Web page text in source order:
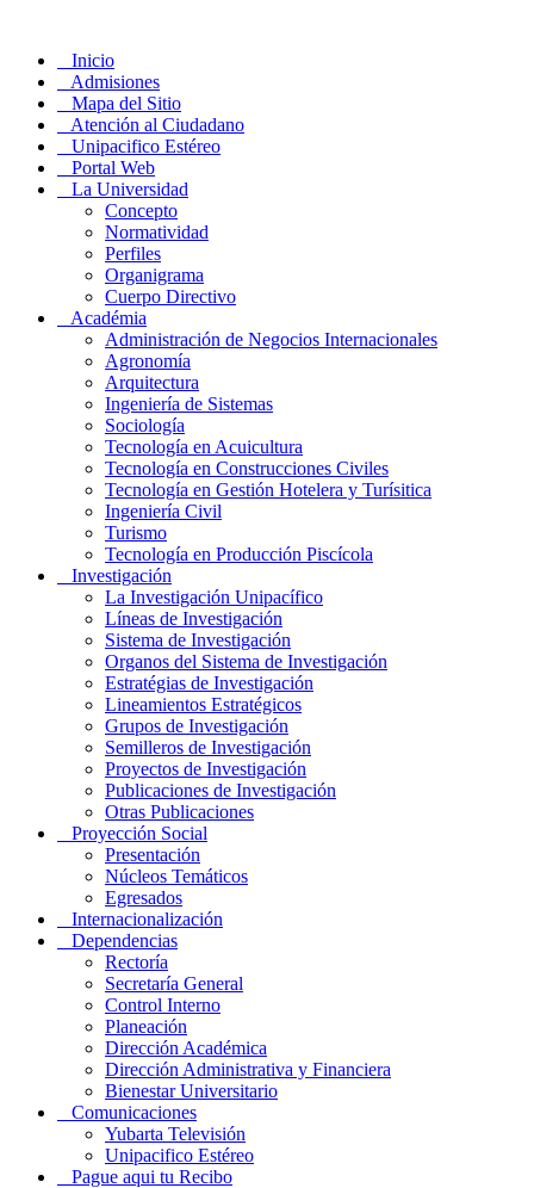
Inicio
Admisiones
Mapa del Sitio
Atención al Ciudadano
Unipacifico Estéreo
Portal Web
La Universidad
Concepto
Normatividad
Perfiles
Organigrama
Cuerpo Directivo
Académia
Administración de Negocios Internacionales
Agronomía
Arquitectura
Ingeniería de Sistemas
Sociología
Tecnología en Acuicultura
Tecnología en Construcciones Civiles
Tecnología en Gestión Hotelera y Turísitica
Ingeniería Civil
Turismo
Tecnología en Producción Piscícola
Investigación
La Investigación Unipacífico
Líneas de Investigación
Sistema de Investigación
Organos del Sistema de Investigación
Estratégias de Investigación
Lineamientos Estratégicos
Grupos de Investigación
Semilleros de Investigación
Proyectos de Investigación
Publicaciones de Investigación
Otras Publicaciones
Proyección Social
Presentación
Núcleos Temáticos
Egresados
Internacionalización
Dependencias
Rectoría
Secretaría General
Control Interno
Planeación
Dirección Académica
Dirección Administrativa y Financiera
Bienestar Universitario
Comunicaciones
Yubarta Televisión
Unipacifico Estéreo
Pague aqui tu Recibo